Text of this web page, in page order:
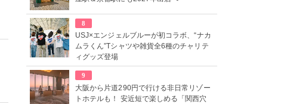
8
USJ×エンジェルブルーが初コラボ、“ナカ
ムラくん”Tシャツや雑貨全6種のチャリテ
ィグッズ登場
9
大阪から片道290円で行ける非日常リゾー
トホテルも！ 安近短で楽しめる「関西穴